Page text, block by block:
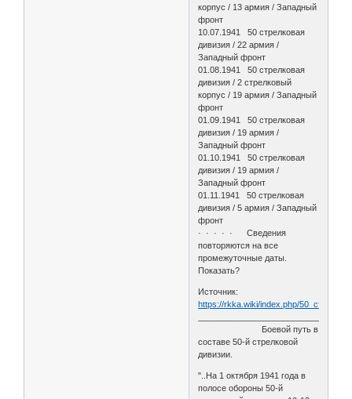
корпус / 13 армия / Западный
фронт
10.07.1941 50 стрелковая
дивизия / 22 армия /
Западный фронт
01.08.1941 50 стрелковая
дивизия / 2 стрелковый
корпус / 19 армия / Западный
фронт
01.09.1941 50 стрелковая
дивизия / 19 армия /
Западный фронт
01.10.1941 50 стрелковая
дивизия / 19 армия /
Западный фронт
01.11.1941 50 стрелковая
дивизия / 5 армия / Западный
фронт
· · · · · Сведения
повторяются на все
промежуточные даты.
Показать?
Источник:
https://rkka.wiki/index.php/
Боевой путь в
составе 50-й стрелковой
дивизии.
"..На 1 октября 1941 года в
полосе обороны 50-й